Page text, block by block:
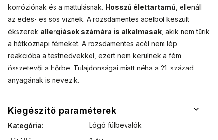
korróziónak és a mattulásnak. Hosszú élettartamú , ellenáll
az édes- és sós víznek. A rozsdamentes acélból készült
ékszerek allergiások számára is alkalmasak , akik nem tűrik
a hétköznapi fémeket. A rozsdamentes acél nem lép
reakcióba a testnedvekkel, ezért nem kerülnek a fém
összetevői a bőrbe. Tulajdonságai miatt néha a 21. század
anyagának is nevezik.
Kiegészítő paraméterek
Kategória:
Lógó fülbevalók